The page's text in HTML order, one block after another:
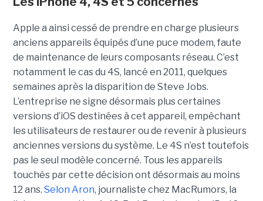
Apple a ainsi cessé de prendre en charge plusieurs
anciens appareils équipés d’une puce modem, faute
de maintenance de leurs composants réseau. C’est
notamment le cas du 4S, lancé en 2011, quelques
semaines après la disparition de Steve Jobs.
L’entreprise ne signe désormais plus certaines
versions d’iOS destinées à cet appareil, empêchant
les utilisateurs de restaurer ou de revenir à plusieurs
anciennes versions du système. Le 4S n’est toutefois
pas le seul modèle concerné. Tous les appareils
touchés par cette décision ont désormais au moins
12 ans. Selon Aron, journaliste chez MacRumors, la